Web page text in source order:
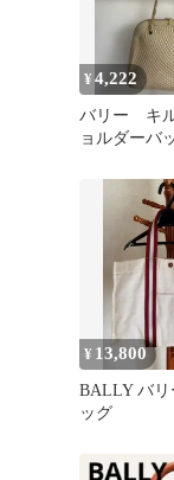
¥4,222
バリー キ
ョルダーバ
¥ 13,800
BALLY バ
ッグ